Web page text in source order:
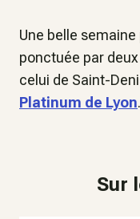
Une belle
ponctuée par
celui de Saint-
Platinum de Lyon.
Sur